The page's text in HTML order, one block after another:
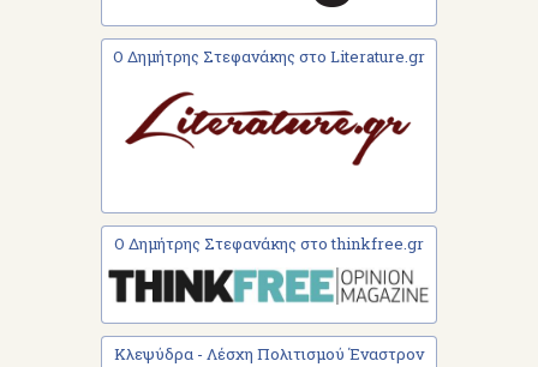
Ο Δημήτρης Στεφανάκης στο Literature.gr
Ο Δημήτρης Στεφανάκης στο thinkfree.gr
Κλεψύδρα - Λέσχη Πολιτισμού Έναστρον